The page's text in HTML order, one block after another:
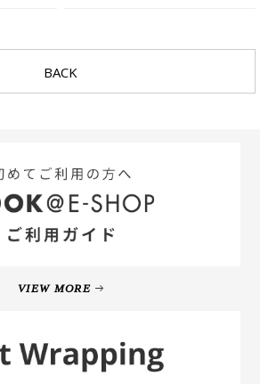
BACK
VIEW MORE